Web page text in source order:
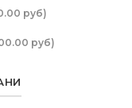
руб)
руб)